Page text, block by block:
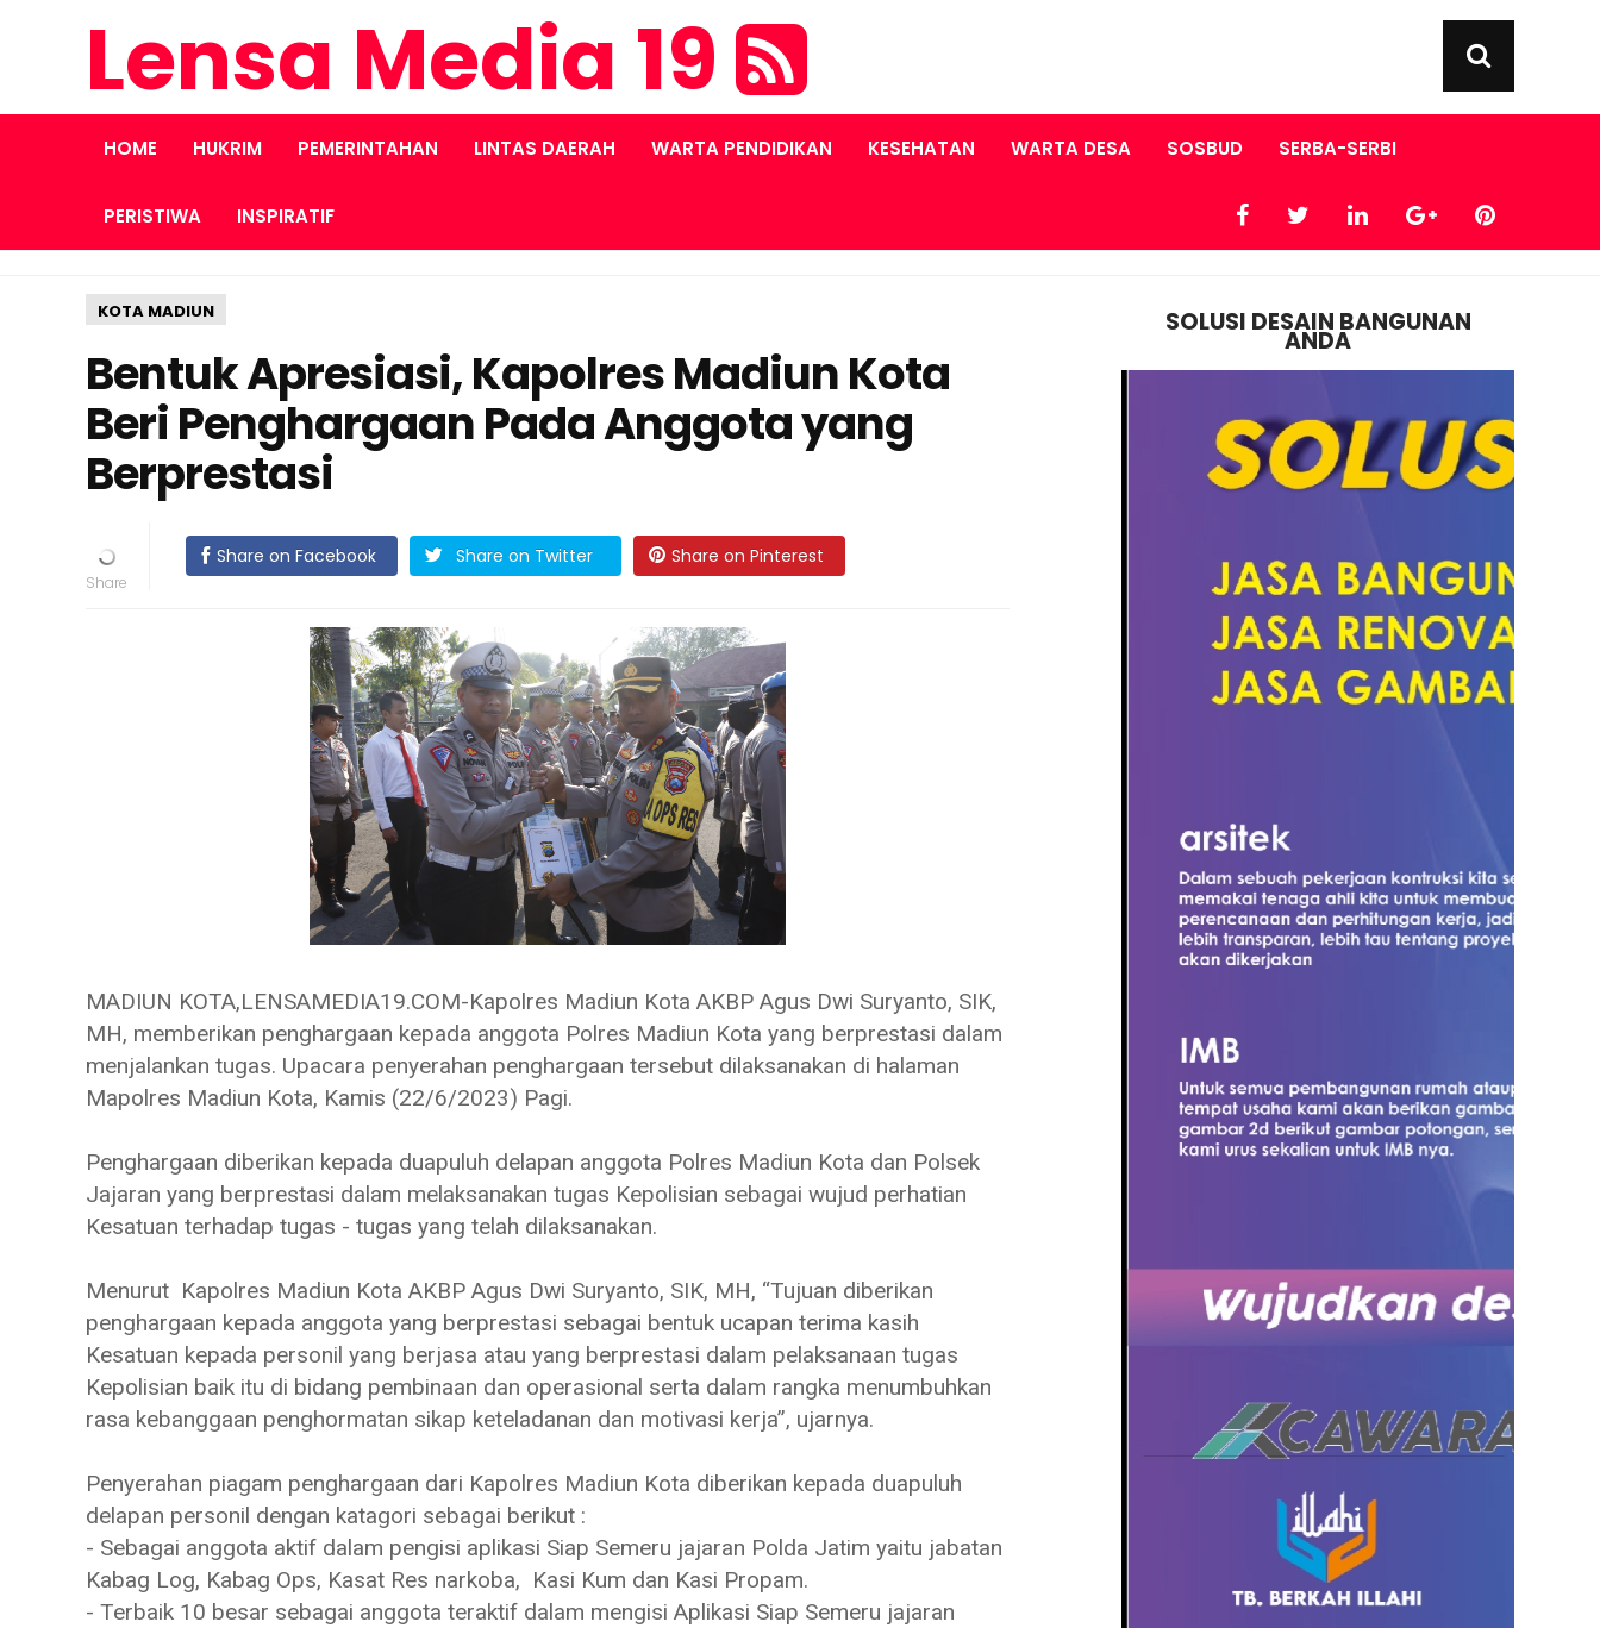
Lensa Media 19
HOME HUKRIM PEMERINTAHAN LINTAS DAERAH WARTA PENDIDIKAN KESEHATAN WARTA DESA SOSBUD SERBA-SERBI
PERISTIWA INSPIRATIF
KOTA MADIUN
Bentuk Apresiasi, Kapolres Madiun Kota
Beri Penghargaan Pada Anggota yang
Berprestasi
Share on Facebook Share on Twitter Share on Pinterest
MADIUN KOTA,LENSAMEDIA19.COM-Kapolres Madiun Kota AKBP Agus Dwi Suryanto, SIK,
MH, memberikan penghargaan kepada anggota Polres Madiun Kota yang berprestasi dalam
menjalankan tugas. Upacara penyerahan penghargaan tersebut dilaksanakan di halaman
Mapolres Madiun Kota, Kamis (22/6/2023) Pagi.
Penghargaan diberikan kepada duapuluh delapan anggota Polres Madiun Kota dan Polsek
Jajaran yang berprestasi dalam melaksanakan tugas Kepolisian sebagai wujud perhatian
Kesatuan terhadap tugas - tugas yang telah dilaksanakan.
Menurut Kapolres Madiun Kota AKBP Agus Dwi Suryanto, SIK, MH, “Tujuan diberikan
penghargaan kepada anggota yang berprestasi sebagai bentuk ucapan terima kasih
Kesatuan kepada personil yang berjasa atau yang berprestasi dalam pelaksanaan tugas
Kepolisian baik itu di bidang pembinaan dan operasional serta dalam rangka menumbuhkan
rasa kebanggaan penghormatan sikap keteladanan dan motivasi kerja”, ujarnya.
Penyerahan piagam penghargaan dari Kapolres Madiun Kota diberikan kepada duapuluh
delapan personil dengan katagori sebagai berikut :
- Sebagai anggota aktif dalam pengisi aplikasi Siap Semeru jajaran Polda Jatim yaitu jabatan
Kabag Log, Kabag Ops, Kasat Res narkoba, Kasi Kum dan Kasi Propam.
- Terbaik 10 besar sebagai anggota teraktif dalam mengisi Aplikasi Siap Semeru jajaran
SOLUSI DESAIN BANGUNAN
ANDA